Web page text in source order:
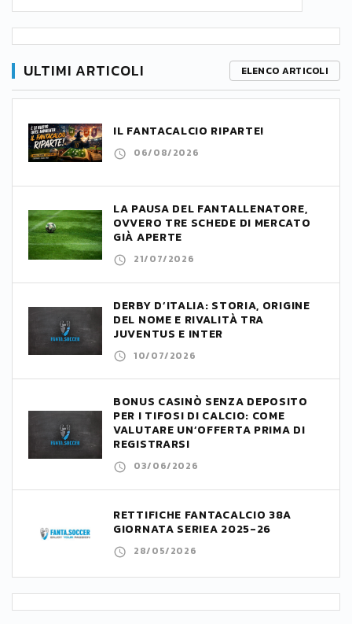
ULTIMI ARTICOLI ELENCO ARTICOLI
IL FANTACALCIO RIPARTE!
06/08/2026
LA PAUSA DEL FANTALLENATORE,
OVVERO TRE SCHEDE DI MERCATO
GIÀ APERTE
21/07/2026
DERBY D’ITALIA: STORIA, ORIGINE
DEL NOME E RIVALITÀ TRA
JUVENTUS E INTER
10/07/2026
BONUS CASINÒ SENZA DEPOSITO
PER I TIFOSI DI CALCIO: COME
VALUTARE UN’OFFERTA PRIMA DI
REGISTRARSI
03/06/2026
RETTIFICHE FANTACALCIO 38A
GIORNATA SERIEA 2025-26
28/05/2026